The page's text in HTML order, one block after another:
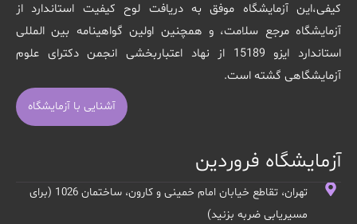
کیفی،این آزمایشگاه موفق به دریافت لوح کیفیت استاندارد از
آزمایشگاه مرجع سلامت، و همچنین اولین گواهینامه بین المللی
استاندارد ایزو 15189 از نهاد اعتباربخشی انجمن دکترای علوم
آزمایشگاهی گشته است.
آشنایی با آزمایشگاه
آزمایشگاه فروردین
تهران، تقاطع خیابان امام خمینی و کارون، ساختمان 1026 (برای
مسیریابی ضربه بزنید)